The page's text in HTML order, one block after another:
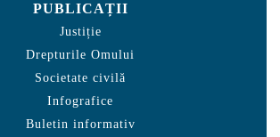
PUBLICAȚII
Justiție
Drepturile Omului
Societate civilă
Infografice
Buletin informativ